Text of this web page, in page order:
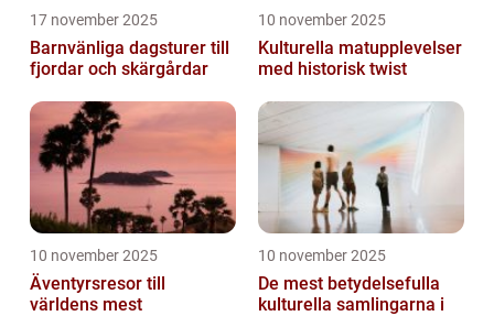
17 november 2025
Barnvänliga dagsturer till
fjordar och skärgårdar
10 november 2025
Kulturella matupplevelser
med historisk twist
10 november 2025
Äventyrsresor till
världens mest
10 november 2025
De mest betydelsefulla
kulturella samlingarna i